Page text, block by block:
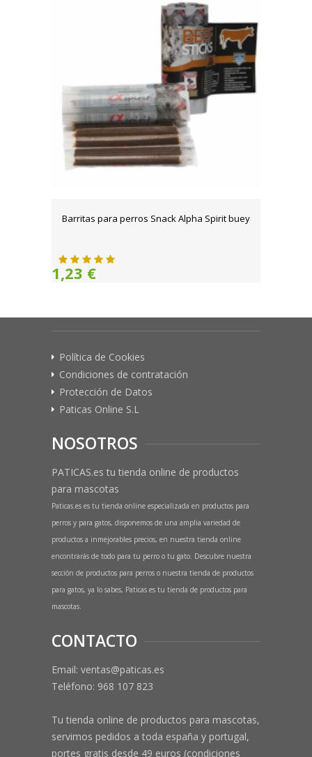
Barritas para perros Snack Alpha Spirit buey
1,23 €
Política de Cookies
Condiciones de contratación
Protección de Datos
Paticas Online S.L
NOSOTROS
PATICAS.es tu tienda online de productos
para mascotas
Paticas.es es tu tienda online especializada en productos para
perros y para gatos, disponemos de una amplia variedad de
productos a inmejorables precios, en nuestra tienda online
encontrarás de todo para tu perro o tu gato. Descubre nuestra
sección de productos para perros o nuestra tienda de productos
para gatos, ya lo sabes, Paticas es tu tienda de productos para
mascotas.
CONTACTO
Email: ventas@paticas.es
Teléfono: 968 107 823
Tu tienda online de productos para mascotas,
servimos pedidos a toda españa y portugal,
portes gratis desde 49 euros (condiciones